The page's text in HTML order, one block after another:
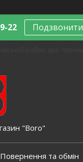
22 Подзвонити
"Boro"
Повернення та обмін